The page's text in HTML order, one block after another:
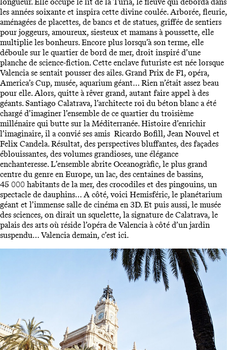
les années soixante et inspira cette divine coulée. Arborée, fleurie,
aménagées de placettes, de bancs et de statues, griffée de sentiers
pour joggeurs, amoureux, siesteux et mamans à poussette, elle
multiplie les bonheurs. Encore plus lorsqu’à son terme, elle
déboule sur le quartier de bord de mer, droit inspiré d’une
planche de science-fiction. Cette enclave futuriste est née lorsque
Valencia se sentait pousser des ailes. Grand Prix de F1, opéra,
America’s Cup, musée, aquarium géant… Rien n’était assez beau
pour elle. Alors, quitte à rêver grand, autant faire appel à des
géants. Santiago Calatrava, l’architecte roi du béton blanc a été
chargé d’imaginer l’ensemble de ce quartier du troisième
millénaire qui butte sur la Méditerranée. Histoire d’enrichir
l’imaginaire, il a convié ses amis Ricardo Bofill, Jean Nouvel et
Felix Candela. Résultat, des perspectives bluffantes, des façades
éblouissantes, des volumes grandioses, une élégance
enchanteresse. L’ensemble abrite Oceanogràfic, le plus grand
centre du genre en Europe, un lac, des centaines de bassins,
45 000 habitants de la mer, des crocodiles et des pingouins, un
spectacle de dauphins… A côté, voici Hemisféric, le planétarium
géant et l’immense salle de cinéma en 3D. Et puis aussi, le musée
des sciences, on dirait un squelette, la signature de Calatrava, le
palais des arts où réside l’opéra de Valencia à côté d’un jardin
suspendu… Valencia demain, c’est ici.